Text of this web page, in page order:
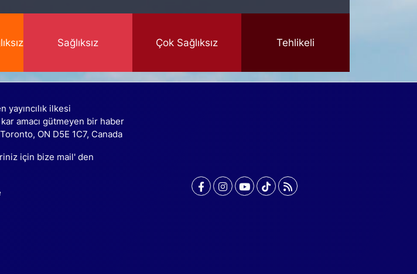
Sağlıksız Çok Sağlıksız Tehlikeli
yayıncılık ilkesi
amacı gütmeyen bir haber
ON D5E 1C7, Canada
için bize mail' den